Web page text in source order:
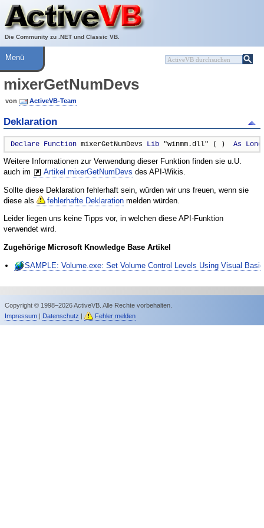
Die Community zu .NET und Classic VB.
Über ActiveVB
Hilfe
Menü
mixerGetNumDevs
von ActiveVB-Team
Deklaration
Declare Function mixerGetNumDevs Lib "winmm.dll" ( ) As Long
Weitere Informationen zur Verwendung dieser Funktion finden sie u.U.
auch im
Artikel mixerGetNumDevs des API-Wikis.
Sollte diese Deklaration fehlerhaft sein, würden wir uns freuen, wenn sie
diese als
fehlerhafte Deklaration melden würden.
Leider liegen uns keine Tipps vor, in welchen diese API-Funktion
verwendet wird.
Zugehörige Microsoft Knowledge Base Artikel
SAMPLE: Volume.exe: Set Volume Control Levels Using Visual Basic
Copyright © 1998–2026 ActiveVB. Alle Rechte vorbehalten.
Impressum| Datenschutz | Fehler melden